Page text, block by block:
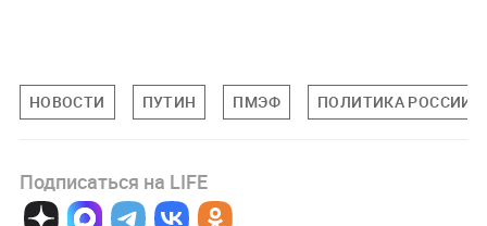
НОВОСТИ ПУТИН ПМЭФ ПОЛИТИКА РОССИИ
Подписаться на LIFE